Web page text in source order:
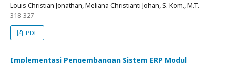
Louis Christian Jonathan, Meliana Christianti Johan, S. Kom., M.T.
318-327
PDF
Implementasi Pengembangan Sistem ERP Modul